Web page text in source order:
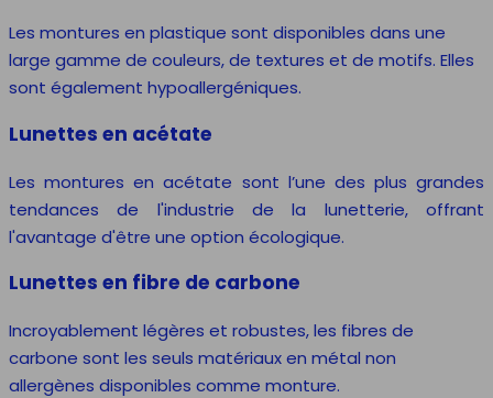
Les montures en plastique sont disponibles dans une
large gamme de couleurs, de textures et de motifs. Elles
sont également hypoallergéniques.
Lunettes en acétate
Les montures en acétate sont l’une des plus grandes
tendances de l'industrie de la lunetterie, offrant
l'avantage d'être une option écologique.
Lunettes en fibre de carbone
Incroyablement légères et robustes, les fibres de
carbone sont les seuls matériaux en métal non
allergènes disponibles comme monture.